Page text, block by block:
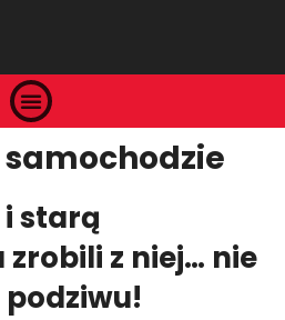
starą
zrobili z niej… nie